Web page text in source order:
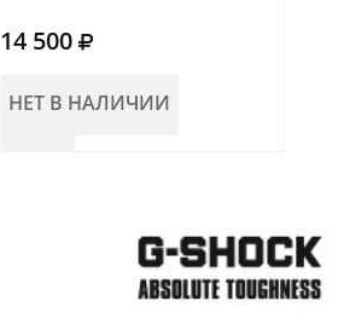
14 500
НЕТ В НАЛИЧИИ